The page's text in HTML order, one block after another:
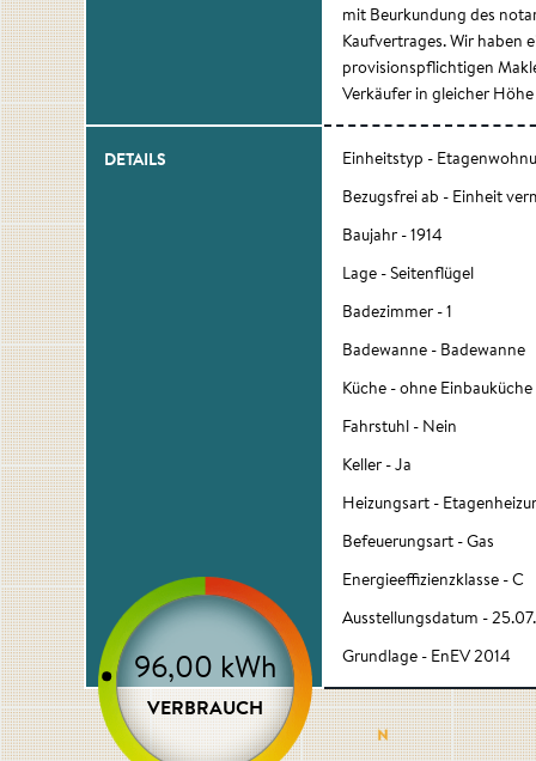
mit Beurkundung des
Kaufvertrages. Wir haben
provisionspflichtigen
Verkäufer in gleicher
DETAILS
Einheitstyp -
Bezugsfrei ab - Einheit
Baujahr - 1914
Lage - Seitenflügel
Badezimmer - 1
Badewanne - Badewanne
Küche - ohne Einbauküche
Fahrstuhl - Nein
Keller - Ja
Heizungsart -
Befeuerungsart - Gas
Energieeffizienzklasse - C
Ausstellungsdatum -
Grundlage - EnEV 2014
96,00 kWh
VERBRAUCH